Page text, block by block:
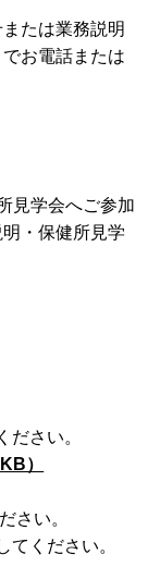
たは業務説明
お電話または
見学会へご参加
・保健所見学
さい。
）
い。
ください。